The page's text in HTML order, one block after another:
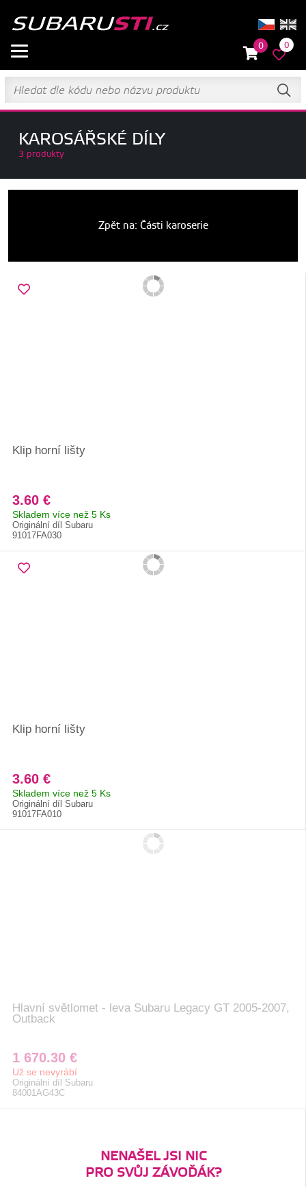
0 0
KAROSÁŘSKÉ DÍLY
3 produkty
Zpět na: Části karoserie
Klip horní lišty
3.60 €
Skladem více než 5 Ks
Originální díl Subaru
91017FA030
Klip horní lišty
3.60 €
Skladem více než 5 Ks
Originální díl Subaru
91017FA010
Hlavní světlomet - leva Subaru Legacy GT 2005-2007,
Outback
1 670.30 €
Už se nevyrábí
Originální díl Subaru
84001AG43C
NENAŠEL JSI NIC
PRO SVŮJ ZÁVOĎÁK?